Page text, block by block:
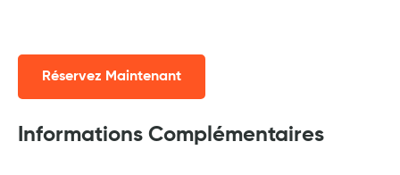
Réservez Maintenant
Informations Complémentaires